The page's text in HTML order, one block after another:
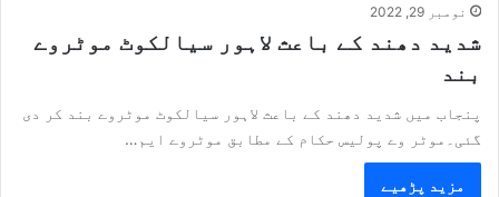
نومبر 29, 2022
شدید دھند کے باعث لاہور سیالکوٹ موٹروے
بند
پنجاب میں شدید دھند کے باعث لاہور سیالکوٹ موٹروے بند کر دی
گئی۔موٹر وے پولیس حکام کے مطابق موٹروے ایم…
مزید پڑھیے